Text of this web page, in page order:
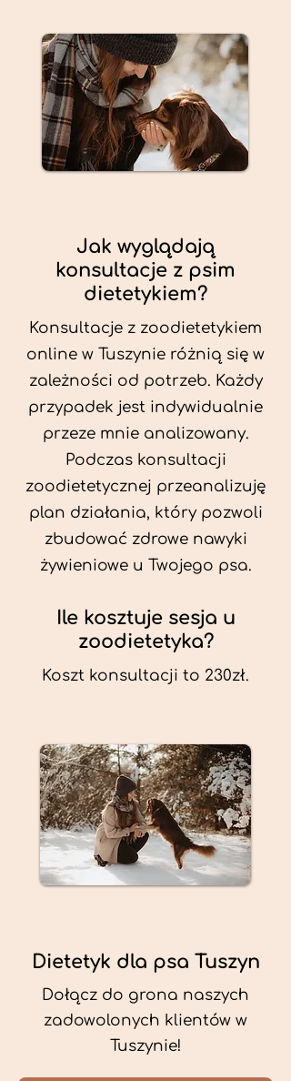
Jak wyglądają
konsultacje z psim
dietetykiem?
Konsultacje z zoodietetykiem
online w Tuszynie różnią się w
zależności od potrzeb. Każdy
przypadek jest indywidualnie
przeze mnie analizowany.
Podczas konsultacji
zoodietetycznej przeanalizuję
plan działania, który pozwoli
zbudować zdrowe nawyki
żywieniowe u Twojego psa.
Ile kosztuje sesja u
zoodietetyka?
Koszt konsultacji to 230zł.
Dietetyk dla psa Tuszyn
Dołącz do grona naszych
zadowolonych klientów w
Tuszynie!